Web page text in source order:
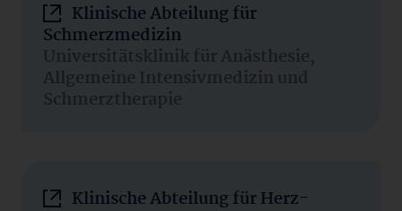
Klinische Abteilung für
Schmerzmedizin
Universitätsklinik für Anästhesie,
Allgemeine Intensivmedizin und
Schmerztherapie
Klinische Abteilung für Herz-